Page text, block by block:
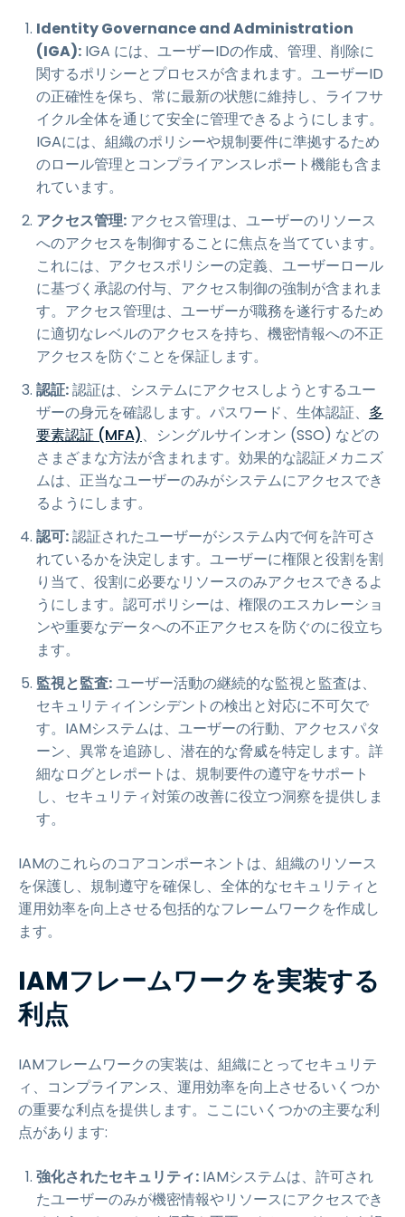
Identity Governance and Administration
(IGA): IGA には、ユーザーIDの作成、管理、削除に
関するポリシーとプロセスが含まれます。ユーザーID
の正確性を保ち、常に最新の状態に維持し、ライフサ
イクル全体を通じて安全に管理できるようにします。
IGAには、組織のポリシーや規制要件に準拠するため
のロール管理とコンプライアンスレポート機能も含ま
れています。
アクセス管理: アクセス管理は、ユーザーのリソース
へのアクセスを制御することに焦点を当てています。
これには、アクセスポリシーの定義、ユーザーロール
に基づく承認の付与、アクセス制御の強制が含まれま
す。アクセス管理は、ユーザーが職務を遂行するため
に適切なレベルのアクセスを持ち、機密情報への不正
アクセスを防ぐことを保証します。
認証:認証は、システムにアクセスしようとするユー
ザーの身元を確認します。パスワード、生体認証、 多
要素認証 (MFA)、シングルサインオン (SSO) などの
さまざまな方法が含まれます。効果的な認証メカニズ
ムは、正当なユーザーのみがシステムにアクセスでき
るようにします。
認可:認証されたユーザーがシステム内で何を許可さ
れているかを決定します。ユーザーに権限と役割を割
り当て、役割に必要なリソースのみアクセスできるよ
うにします。認可ポリシーは、権限のエスカレーショ
ンや重要なデータへの不正アクセスを防ぐのに役立ち
ます。
監視と監査:ユーザー活動の継続的な監視と監査は、
セキュリティインシデントの検出と対応に不可欠で
す。IAMシステムは、ユーザーの行動、アクセスパタ
ーン、異常を追跡し、潜在的な脅威を特定します。詳
細なログとレポートは、規制要件の遵守をサポート
し、セキュリティ対策の改善に役立つ洞察を提供しま
す。
IAMのこれらのコアコンポーネントは、組織のリソース
を保護し、規制遵守を確保し、全体的なセキュリティと
運用効率を向上させる包括的なフレームワークを作成し
ます。
IAMフレームワークを実装する
利点
IAMフレームワークの実装は、組織にとってセキュリテ
ィ、コンプライアンス、運用効率を向上させるいくつか
の重要な利点を提供します。ここにいくつかの主要な利
点があります:
強化されたセキュリティ: IAMシステムは、許可され
たユーザーのみが機密情報やリソースにアクセスでき